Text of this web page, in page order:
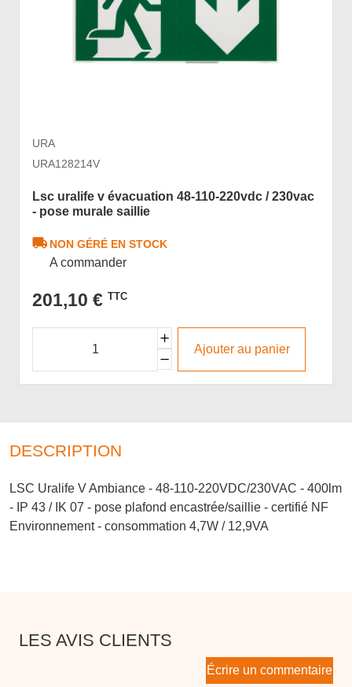
URA
URA128214V
Lsc uralife v évacuation 48-110-220vdc / 230vac
- pose murale saillie
NON GÉRÉ EN STOCK
A commander
201,10 € TTC
Ajouter au panier
DESCRIPTION
LSC Uralife V Ambiance - 48-110-220VDC/230VAC - 400lm
- IP 43 / IK 07 - pose plafond encastrée/saillie - certifié NF
Environnement - consommation 4,7W / 12,9VA
LES AVIS CLIENTS
Écrire un commentaire